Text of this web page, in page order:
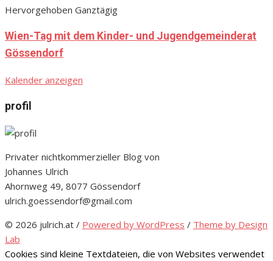
Hervorgehoben Ganztägig
Wien-Tag mit dem Kinder- und Jugendgemeinderat
Gössendorf
Kalender anzeigen
profil
Privater nichtkommerzieller Blog von
Johannes Ulrich
Ahornweg 49, 8077 Gössendorf
ulrich.goessendorf@gmail.com
© 2026 julrich.at / Powered by WordPress / Theme by Design
Lab
Cookies sind kleine Textdateien, die von Websites verwendet